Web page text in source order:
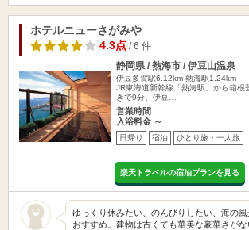
ホテルニューさがみや
4.3点/ 6 件
静岡県 / 熱海市 / 伊豆山温泉
伊豆多賀駅6.12km 熱海駅1.24km
JR東海道新幹線「熱海駅」から箱根
きで9分、伊豆…
営業時間
入浴料金 ～
日帰り 宿泊 ひとり旅・一人旅
楽天トラベルの宿泊プランを見る
ゆっくり休みたい、のんびりしたい、海の
おすすめ。建物は古くても華美な豪華さがな